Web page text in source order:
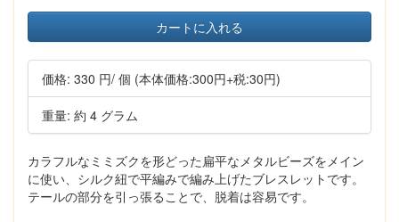
カートに入れる
価格: 330 円/ 個 (本体価格:300円+税:30円)
重量: 約 4 グラム
カラフルなミミズクを形どった扁平なメタルビーズをメイン
に使い、シルク紐で平編みで編み上げたブレスレットです。
テールの部分を引っ張ることで、脱着は容易です。